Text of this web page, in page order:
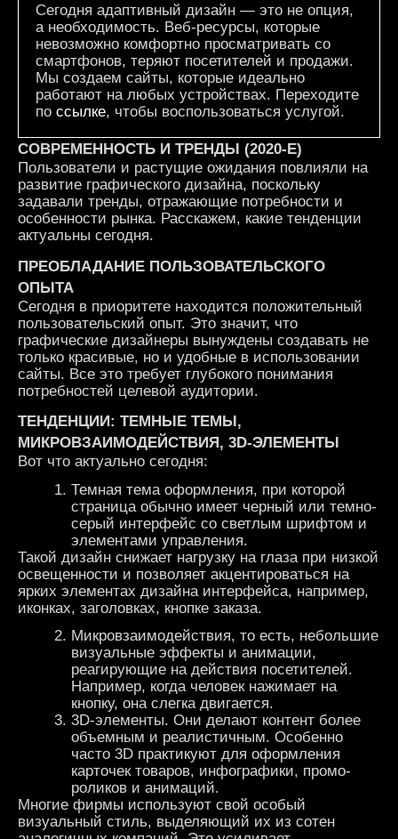
Сегодня адаптивный дизайн — это не опция,
а необходимость. Веб-ресурсы, которые
невозможно комфортно просматривать со
смартфонов, теряют посетителей и продажи.
Мы создаем сайты, которые идеально
работают на любых устройствах. Переходите
по ссылке, чтобы воспользоваться услугой.
СОВРЕМЕННОСТЬ И ТРЕНДЫ (2020-Е)
Пользователи и растущие ожидания повлияли на
развитие графического дизайна, поскольку
задавали тренды, отражающие потребности и
особенности рынка. Расскажем, какие тенденции
актуальны сегодня.
ПРЕОБЛАДАНИЕ ПОЛЬЗОВАТЕЛЬСКОГО
ОПЫТА
Сегодня в приоритете находится положительный
пользовательский опыт. Это значит, что
графические дизайнеры вынуждены создавать не
только красивые, но и удобные в использовании
сайты. Все это требует глубокого понимания
потребностей целевой аудитории.
ТЕНДЕНЦИИ: ТЕМНЫЕ ТЕМЫ,
МИКРОВЗАИМОДЕЙСТВИЯ, 3D-ЭЛЕМЕНТЫ
Вот что актуально сегодня:
Темная тема оформления, при которой
страница обычно имеет черный или темно-
серый интерфейс со светлым шрифтом и
элементами управления.
Такой дизайн снижает нагрузку на глаза при низкой
освещенности и позволяет акцентироваться на
ярких элементах дизайна интерфейса, например,
иконках, заголовках, кнопке заказа.
Микровзаимодействия, то есть, небольшие
визуальные эффекты и анимации,
реагирующие на действия посетителей.
Например, когда человек нажимает на
кнопку, она слегка двигается.
3D-элементы. Они делают контент более
объемным и реалистичным. Особенно
часто 3D практикуют для оформления
карточек товаров, инфографики, промо-
роликов и анимаций.
Многие фирмы используют свой особый
визуальный стиль, выделяющий их из сотен